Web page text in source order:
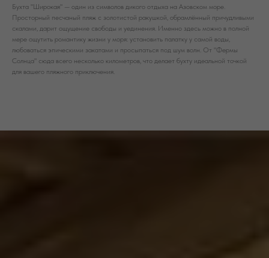
Бухта "Широкая" — один из символов дикого отдыха на Азовском море.
Просторный песчаный пляж с золотистой ракушкой, обрамлённый причудливыми
скалами, дарит ощущение свободы и уединения. Именно здесь можно в полной
мере ощутить романтику жизни у моря: установить палатку у самой воды,
любоваться эпическими закатами и просыпаться под шум волн. От "Фермы
Солнца" сюда всего несколько километров, что делает бухту идеальной точкой
для вашего пляжного приключения.